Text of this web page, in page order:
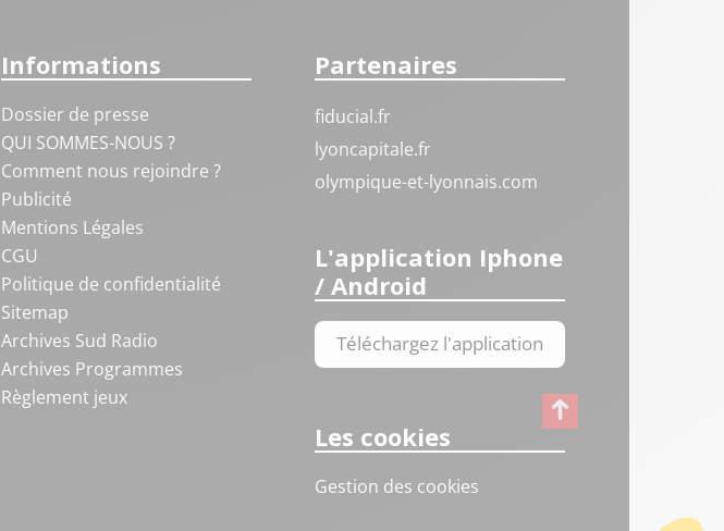
Informations
Dossier de presse
QUI SOMMES-NOUS ?
Comment nous rejoindre ?
Publicité
Mentions Légales
CGU
Politique de confidentialité
Sitemap
Archives Sud Radio
Archives Programmes
Règlement jeux
Partenaires
fiducial.fr
lyoncapitale.fr
olympique-et-lyonnais.com
L'application Iphone
/ Android
Téléchargez l'application
Les cookies
Gestion des cookies